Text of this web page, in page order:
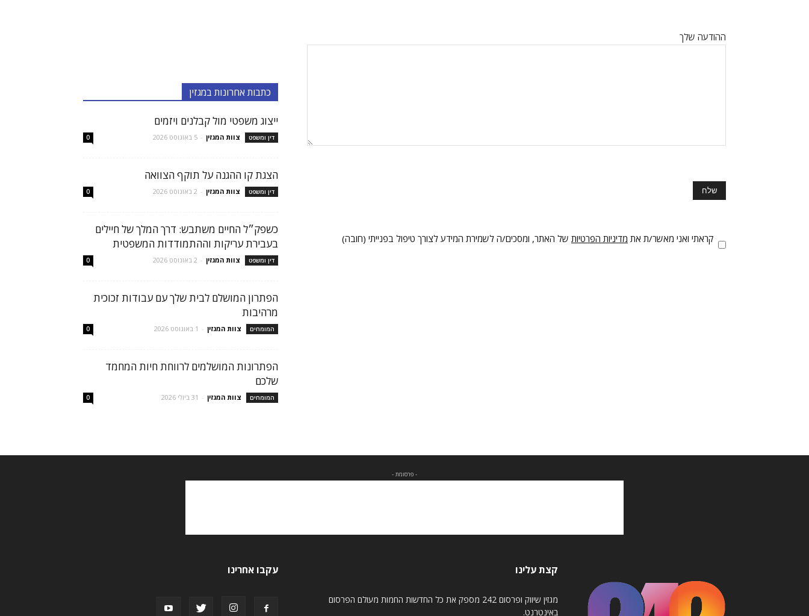
ההודעה שלך
קראתי ואני מאשר/ת את מדיניות הפרטיות של האתר, ומסכים/ה לשמירת המידע לצורך טיפול בפנייתי (חובה)
כתבות אחרונות במגזין
ייצוג משפטי מול קבלנים ויזמים
דין ומשפט צוות המגזין - 5 באוגוסט 2026 0
הצגת קו ההגנה על תוקף הצוואה
דין ומשפט צוות המגזין - 2 באוגוסט 2026 0
כשפק״ל החיים משתבש: דרך המלך של חיילים
בעבירת עריקות וההתמודדות המשפטית
דין ומשפט צוות המגזין - 2 באוגוסט 2026 0
הפתרון המושלם לבית שלך עם עבודות זכוכית
מרהיבות
המומחים צוות המגזין - 1 באוגוסט 2026 0
הפתרונות המושלמים לרווחת חיות המחמד
שלכם
המומחים צוות המגזין - 31 ביולי 2026 0
- פרסומת -
קצת עלינו
מגזין שיווק ופרסום 242 מספק את כל החדשות החמות מעולם הפרסום
באינטרנט.
עקבו אחרינו